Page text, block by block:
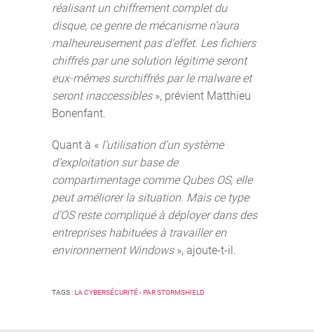
réalisant un chiffrement complet du
disque, ce genre de mécanisme n’aura
malheureusement pas d’effet. Les fichiers
chiffrés par une solution légitime seront
eux-mêmes surchiffrés par le malware et
seront inaccessibles», prévient Matthieu
Bonenfant.
Quant à « l’utilisation d’un système
d’exploitation sur base de
compartimentage comme Qubes OS, elle
peut améliorer la situation. Mais ce type
d’OS reste compliqué à déployer dans des
entreprises habituées à travailler en
environnement Windows», ajoute-t-il.
TAGS :LA CYBERSÉCURITÉ - PAR STORMSHIELD